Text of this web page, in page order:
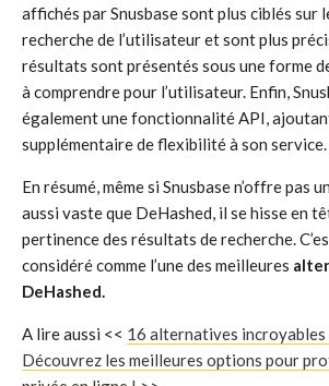
affichés par Snusbase sont plus ciblés sur
recherche de l’utilisateur et sont plus
résultats sont présentés sous une forme
à comprendre pour l’utilisateur. Enfin,
également une fonctionnalité API,
supplémentaire de flexibilité à son service.
En résumé, même si Snusbase n’offre pas
aussi vaste que DeHashed, il se hisse en
pertinence des résultats de recherche.
considéré comme l’une des meilleures
DeHashed.
A lire aussi << 16 alternatives incroyables
Découvrez les meilleures options pour